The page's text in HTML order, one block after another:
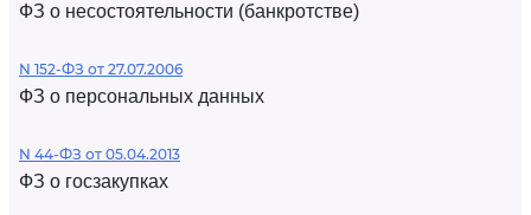
ФЗ о несостоятельности (банкротстве)
N 152-ФЗ от 27.07.2006
ФЗ о персональных данных
N 44-ФЗ от 05.04.2013
ФЗ о госзакупках